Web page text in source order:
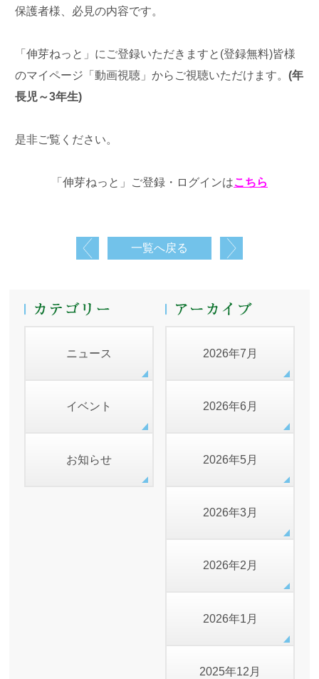
保護者様、必見の内容です。
「伸芽ねっと」にご登録いただきますと(登録無料)皆様
のマイページ「動画視聴」からご視聴いただけます。 (年
長児～3年生)
是非ご覧ください。
「伸芽ねっと」ご登録・ログインはこちら
一覧へ戻る
ニュース
イベント
お知らせ
2026年7月
2026年6月
2026年5月
2026年3月
2026年2月
2026年1月
2025年12月